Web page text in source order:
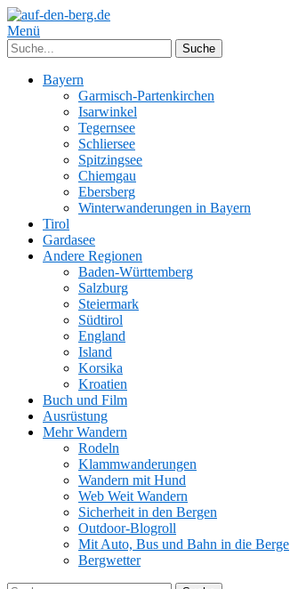
Menü
Bayern
Garmisch-Partenkirchen
Isarwinkel
Tegernsee
Schliersee
Spitzingsee
Chiemgau
Ebersberg
Winterwanderungen in Bayern
Tirol
Gardasee
Andere Regionen
Baden-Württemberg
Salzburg
Steiermark
Südtirol
England
Island
Korsika
Kroatien
Buch und Film
Ausrüstung
Mehr Wandern
Rodeln
Klammwanderungen
Wandern mit Hund
Web Weit Wandern
Sicherheit in den Bergen
Outdoor-Blogroll
Mit Auto, Bus und Bahn in die Berge
Bergwetter